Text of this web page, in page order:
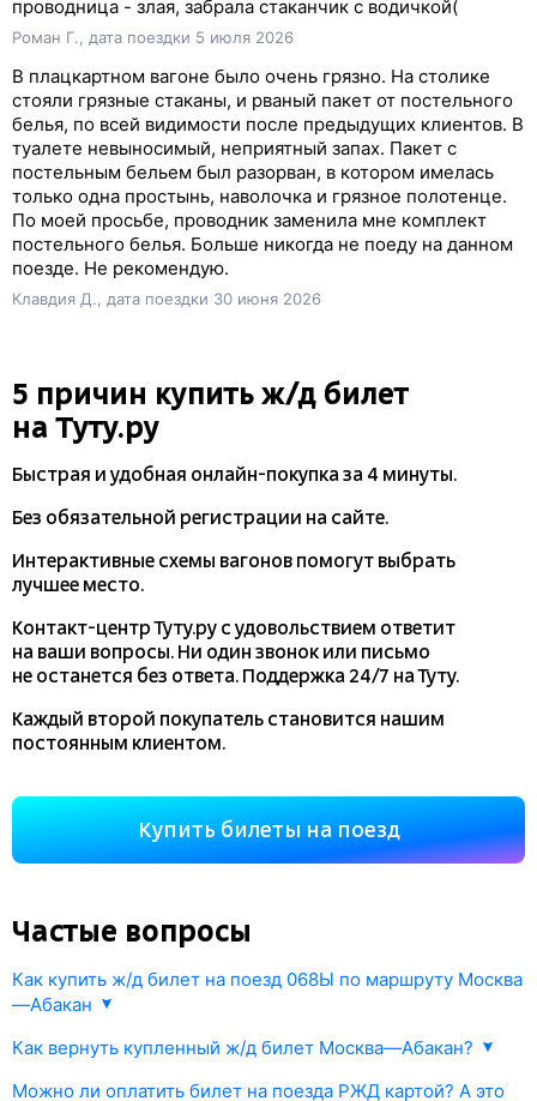
проводница - злая, забрала стаканчик с водичкой(
Роман Г., дата поездки 5 июля 2026
В плацкартном вагоне было очень грязно. На столике
стояли грязные стаканы, и рваный пакет от постельного
белья, по всей видимости после предыдущих клиентов. В
туалете невыносимый, неприятный запах. Пакет с
постельным бельем был разорван, в котором имелась
только одна простынь, наволочка и грязное полотенце.
По моей просьбе, проводник заменила мне комплект
постельного белья. Больше никогда не поеду на данном
поезде. Не рекомендую.
Клавдия Д., дата поездки 30 июня 2026
5 причин купить ж/д билет
на Туту.ру
Быстрая и удобная онлайн-покупказа 4 минуты.
Без обязательной регистрации на сайте.
Интерактивные схемы вагонов помогут выбрать
лучшее место.
Контакт-центр Туту.ру с удовольствием ответит
на ваши вопросы. Ни один звонок или письмо
не останется без ответа. Поддержка 24/7 на Туту.
Каждый второй покупатель становится нашим
постоянным клиентом.
Купить билеты на поезд
Частые вопросы
Как купить ж/д билет на поезд 068Ы по маршруту Москва
—Абакан
В ответ мы откроем информацию РЖД о наличии жд билетов
и их стоимости.
Как вернуть купленный ж/д билет Москва—Абакан?
Можно ли оплатить билет на поезда РЖД картой? А это